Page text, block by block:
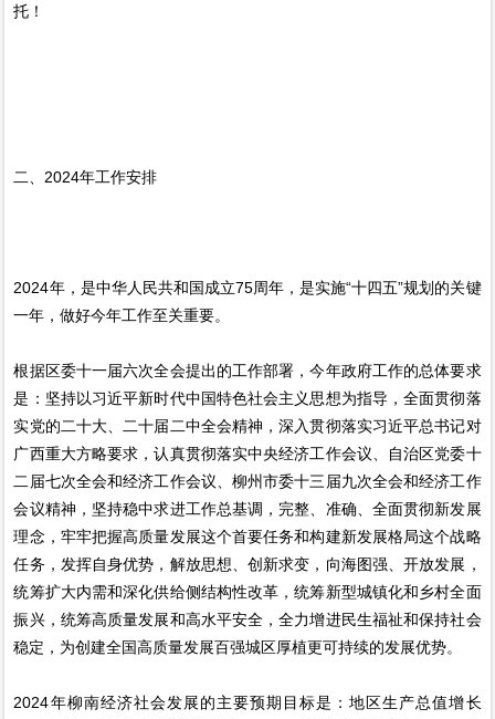
托！
二、2024年工作安排
2024年，是中华人民共和国成立75周年，是实施“十四五”规划的关键
一年，做好今年工作至关重要。
根据区委十一届六次全会提出的工作部署，今年政府工作的总体要求
是：坚持以习近平新时代中国特色社会主义思想为指导，全面贯彻落
实党的二十大、二十届二中全会精神，深入贯彻落实习近平总书记对
广西重大方略要求，认真贯彻落实中央经济工作会议、自治区党委十
二届七次全会和经济工作会议、柳州市委十三届九次全会和经济工作
会议精神，坚持稳中求进工作总基调，完整、准确、全面贯彻新发展
理念，牢牢把握高质量发展这个首要任务和构建新发展格局这个战略
任务，发挥自身优势，解放思想、创新求变，向海图强、开放发展，
统筹扩大内需和深化供给侧结构性改革，统筹新型城镇化和乡村全面
振兴，统筹高质量发展和高水平安全，全力增进民生福祉和保持社会
稳定，为创建全国高质量发展百强城区厚植更可持续的发展优势。
2024年柳南经济社会发展的主要预期目标是：地区生产总值增长